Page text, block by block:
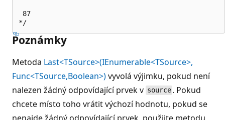
87
Poznámky
Metoda Last<TSource>(IEnumerable<TSource>,
Func<TSource,Boolean>)vyvolá výjimku, pokud není
nalezen žádný odpovídající prvek v source . Pokud
chcete místo toho vrátit výchozí hodnotu, pokud se
nenajde žádný odpovídající prvek, použijte metodu